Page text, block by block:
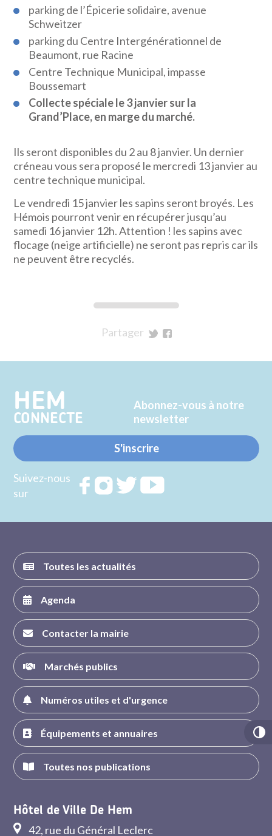
parking de l’Épicerie solidaire, avenue
Schweitzer
parking du Centre Intergénérationnel de
Beaumont, rue Racine
Centre Technique Municipal, impasse
Boussemart
Collecte spéciale le 3 janvier sur la
Grand’Place, en marge du marché.
Ils seront disponibles du 2 au 8 janvier. Un dernier
créneau vous sera proposé le mercredi 13 janvier au
centre technique municipal.
Le vendredi 15 janvier les sapins seront broyés. Les
Hémois pourront venir en récupérer jusqu’au
samedi 16 janvier 12h. Attention ! les sapins avec
flocage (neige artificielle) ne seront pas repris car ils
ne peuvent être recyclés.
Partager
Twitter
Facebook
HEM
CONNECTE
Abonnez-vous à notre
newsletter
S'inscrire
Suivez-nous
sur
RejoignezRejoignezRejoignez
Toutes les actualités
Agenda
Contacter la mairie
Marchés publics
Numéros utiles et d'urgence
Équipements et annuaires
Toutes nos publications
Hôtel de Ville De Hem
42, rue du Général Leclerc